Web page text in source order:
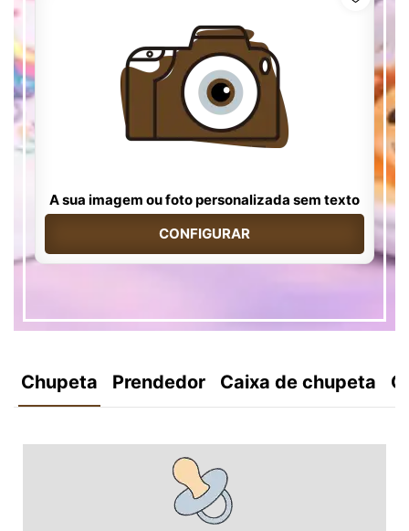
A sua imagem ou foto personalizada sem texto
CONFIGURAR
Chupeta Prendedor Caixa de chupeta